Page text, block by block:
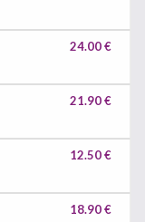
24.00 €
21.90 €
12.50 €
18.90 €